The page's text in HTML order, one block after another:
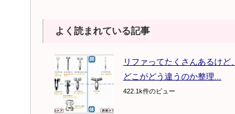
よく読まれている記事
リファってたくさんあるけど、
どこがどう違うのか整理...
422.1k件のビュー